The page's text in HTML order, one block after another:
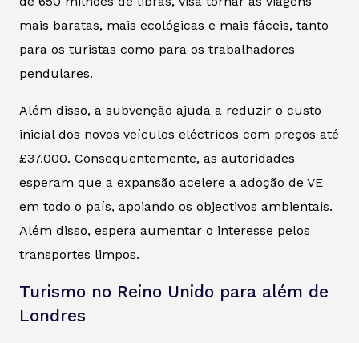
mais baratas, mais ecológicas e mais fáceis, tanto
para os turistas como para os trabalhadores
pendulares.
Além disso, a subvenção ajuda a reduzir o custo
inicial dos novos veículos eléctricos com preços até
£37.000. Consequentemente, as autoridades
esperam que a expansão acelere a adoção de VE
em todo o país, apoiando os objectivos ambientais.
Além disso, espera aumentar o interesse pelos
transportes limpos.
Turismo no Reino Unido para além de
Londres